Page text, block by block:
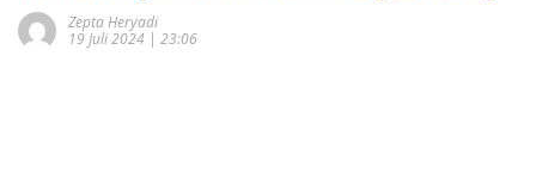
Zepta Heryadi
19 Juli 2024 | 23:06